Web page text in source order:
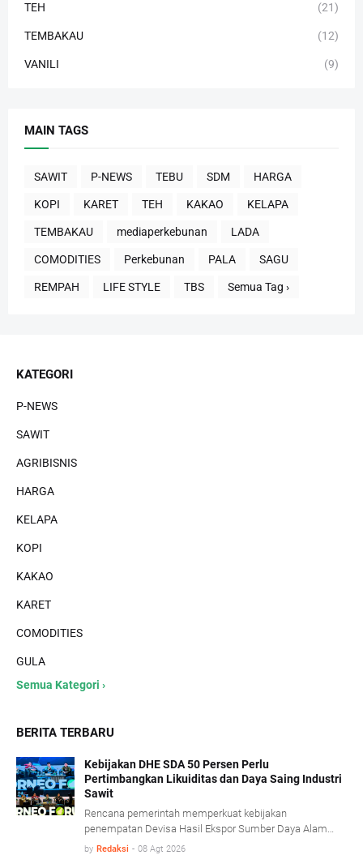
TEH (21)
TEMBAKAU (12)
VANILI (9)
MAIN TAGS
SAWIT P-NEWS TEBU SDM HARGA
KOPI KARET TEH KAKAO KELAPA
TEMBAKAU mediaperkebunan LADA
COMODITIES Perkebunan PALA SAGU
REMPAH LIFE STYLE TBS Semua Tag ›
KATEGORI
P-NEWS
SAWIT
AGRIBISNIS
HARGA
KELAPA
KOPI
KAKAO
KARET
COMODITIES
GULA
Semua Kategori ›
BERITA TERBARU
Kebijakan DHE SDA 50 Persen Perlu
Pertimbangkan Likuiditas dan Daya Saing Industri
Sawit
Rencana pemerintah memperkuat kebijakan
penempatan Devisa Hasil Ekspor Sumber Daya Alam
(DHE SDA) menjadi 50 persen dinilai perlu
by Redaksi - 08 Agt 2026